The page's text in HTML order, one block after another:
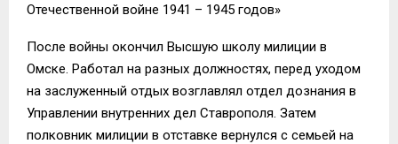
Отечественной войне 1941 – 1945 годов»
После войны окончил Высшую школу милиции в
Омске. Работал на разных должностях, перед уходом
на заслуженный отдых возглавлял отдел дознания в
Управлении внутренних дел Ставрополя. Затем
полковник милиции в отставке вернулся с семьей на